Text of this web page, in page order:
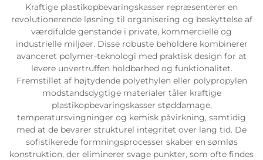
Kraftige plastikopbevaringskasser repræsenterer en
revolutionerende løsning til organisering og beskyttelse af
værdifulde genstande i private, kommercielle og
industrielle miljøer. Disse robuste beholdere kombinerer
avanceret polymer-teknologi med praktisk design for at
levere uovertruffen holdbarhed og funktionalitet.
Fremstillet af højtydende polyethylen eller polypropylen
modstandsdygtige materialer tåler kraftige
plastikopbevaringskasser støddamage,
temperatursvingninger og kemisk påvirkning, samtidig
med at de bevarer strukturel integritet over lang tid. De
sofistikerede formningsprocesser skaber en sømløs
konstruktion, der eliminerer svage punkter, som ofte findes